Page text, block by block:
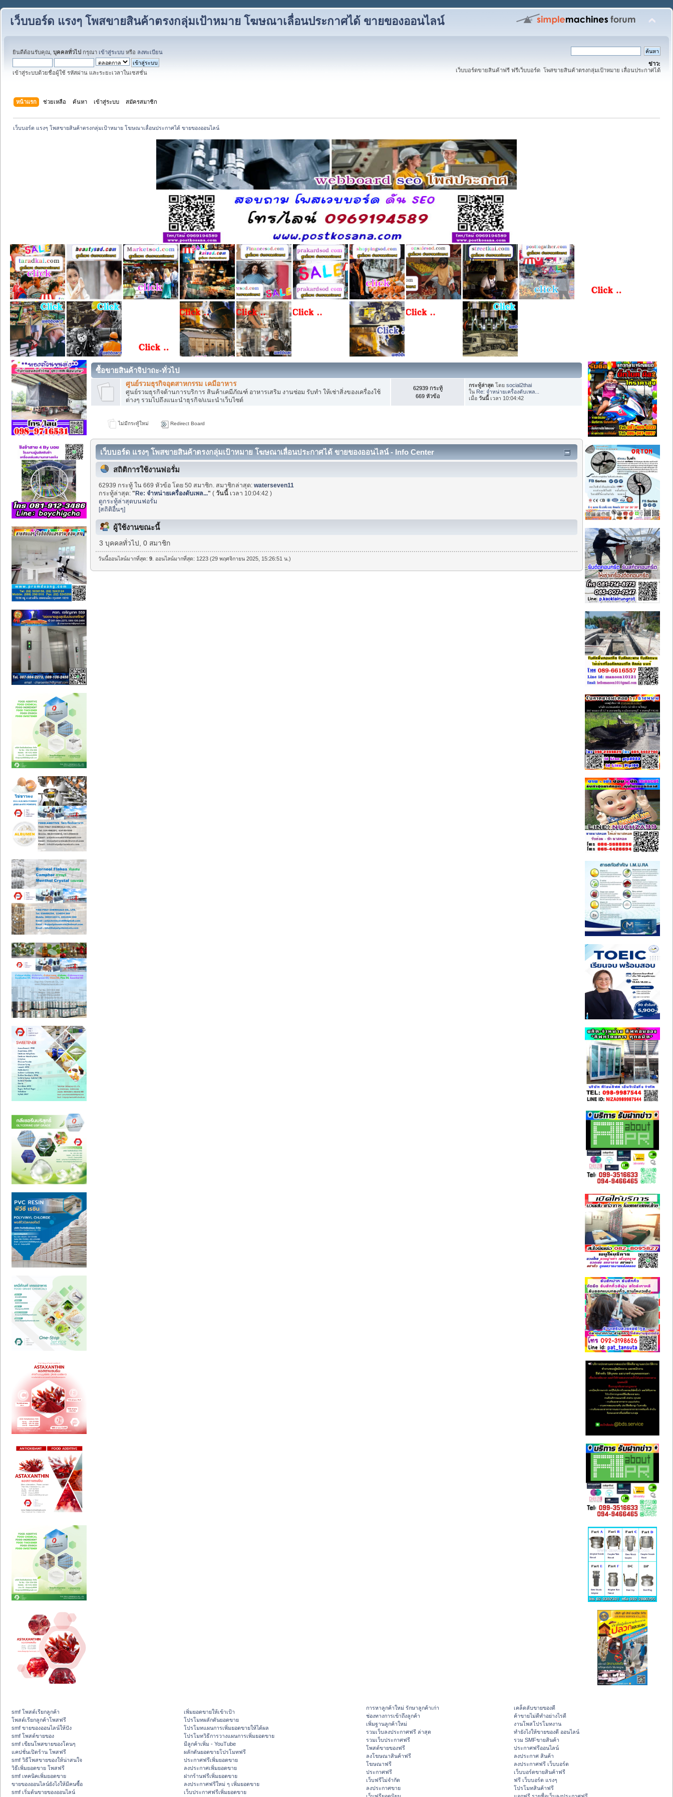
เว็บบอร์ด แรงๆ โพสขายสินค้าตรงกลุ่มเป้าหมาย โฆษณาเลื่อนประกาศได้ ขายของออนไลน์
ยินดีต้อนรับคุณ, บุคคลทั่วไป กรุณา เข้าสู่ระบบ หรือ ลงทะเบียน
เข้าสู่ระบบด้วยชื่อผู้ใช้ รหัสผ่าน และระยะเวลาในเซสชั่น
ข่าว:
เว็บบอร์ดขายสินค้าฟรี ฟรีเว็บบอร์ด โพสขายสินค้าตรงกลุ่มเป้าหมาย เลื่อนประกาศได้
หน้าแรก ช่วยเหลือ ค้นหา เข้าสู่ระบบ สมัครสมาชิก
เว็บบอร์ด แรงๆ โพสขายสินค้าตรงกลุ่มเป้าหมาย โฆษณาเลื่อนประกาศได้ ขายของออนไลน์
ซื้อขายสินค้าจิปาถะ-ทั่วไป
ศูนย์รวมธุรกิจอุตสาหกรรม เคมีอาหาร
ศูนย์รวมธุรกิจด้านการบริการ สินค้าเคมีภัณฑ์ อาหารเสริม งานซ่อม รับทำ ให้เช่าสิ่งของเครื่องใช้
ต่างๆ รวมไปถึงแนะนำธุรกิจ/แนะนำเว็บไซต์
62939 กระทู้
669 หัวข้อ
กระทู้ล่าสุด โดยsocial2thai
ใน Re: จำหน่ายเครื่องดับเพล...
เมื่อวันนี้เวลา 10:04:42
ไม่มีกระทู้ใหม่ Redirect Board
เว็บบอร์ด แรงๆ โพสขายสินค้าตรงกลุ่มเป้าหมาย โฆษณาเลื่อนประกาศได้ ขายของออนไลน์ - Info Center
สถิติการใช้งานฟอรั่ม
62939 กระทู้ ใน 669 หัวข้อ โดย 50 สมาชิก. สมาชิกล่าสุด:waterseven11
กระทู้ล่าสุด:"Re: จำหน่ายเครื่องดับเพล..." (วันนี้ เวลา 10:04:42 )
ดูกระทู้ล่าสุดบนฟอรั่ม
[สถิติอื่นๆ]
ผู้ใช้งานขณะนี้
3 บุคคลทั่วไป, 0 สมาชิก
วันนี้ออนไลน์มากที่สุด:9 . ออนไลน์มากที่สุด: 1223 (29 พฤศจิกายน 2025, 15:26:51 น.)
smf โพสต์เรียกลูกค้า
โพสต์เรียกลูกค้าโพสฟรี
smf ขายของออนไลน์ให้ปัง
smf โพสต์ขายของ
smf เขียนโพสขายของโดนๆ
แคปชั่นเปิดร้าน โพสฟรี
smf วิธีโพสขายของให้น่าสนใจ
วิธีเพิ่มยอดขาย โพสฟรี
smf เทคนิคเพิ่มยอดขาย
ขายของออนไลน์ยังไงให้มีคนซื้อ
smf เริ่มต้นขายของออนไลน์
เพิ่มยอดขายให้เข้าเป้า
โปรโมทผลักดันยอดขาย
โปรโมทแผนการเพิ่มยอดขายให้ได้ผล
โปรโมทวิธีการวางแผนการเพิ่มยอดขาย
มีลูกค้าเพิ่ม - YouTube
ผลักดันยอดขายโปรโมทฟรี
ประกาศฟรีเพิ่มยอดขาย
ลงประกาศเพิ่มยอดขาย
ฝากร้านฟรีเพิ่มยอดขาย
ลงประกาศฟรีใหม่ ๆ เพิ่มยอดขาย
เว็บประกาศฟรีเพิ่มยอดขาย
การหาลูกค้าใหม่ รักษาลูกค้าเก่า
ช่องทางการเข้าถึงลูกค้า
เพิ่มฐานลูกค้าใหม่
รวมเว็บลงประกาศฟรี ล่าสุด
รวมเว็บประกาศฟรี
โพสต์ขายของฟรี
ลงโฆษณาสินค้าฟรี
โฆษณาฟรี
ประกาศฟรี
เว็บฟรีไม่จำกัด
ลงประกาศขาย
เคล็ดลับขายของดี
ค้าขายไม่ดีทำอย่างไรดี
งานโพสโปรโมทงาน
ทํายังไงให้ขายของดี ออนไลน์
รวม SMFขายสินค้า
ประกาศฟรีออนไลน์
ลงประกาศ สินค้า
ลงประกาศฟรี เว็บบอร์ด
เว็บบอร์ดขายสินค้าฟรี
ฟรี เว็บบอร์ด แรงๆ
โปรโมทสินค้าฟรี